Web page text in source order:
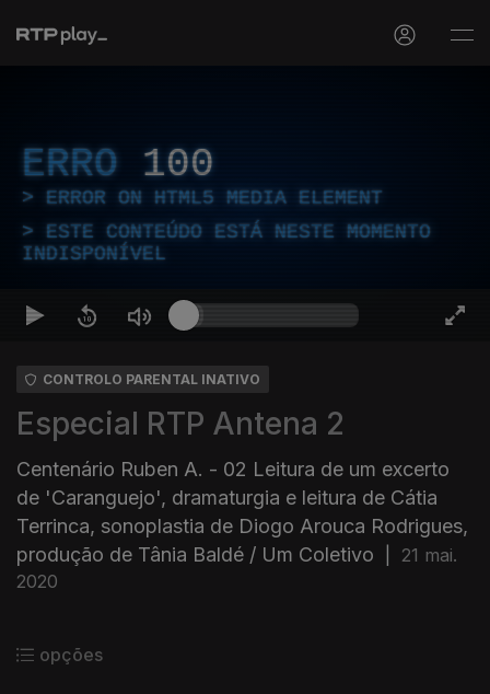
ERRO 100
ERROR ON HTML5 MEDIA ELEMENT
ESTE CONTEÚDO ESTÁ NESTE MOMENTO
INDISPONÍVEL
CONTROLO PARENTAL INATIVO
Especial RTP Antena 2
Centenário Ruben A. - 02 Leitura de um excerto
de 'Caranguejo', dramaturgia e leitura de Cátia
Terrinca, sonoplastia de Diogo Arouca Rodrigues,
produção de Tânia Baldé / Um Coletivo
21 mai.
2020
opções